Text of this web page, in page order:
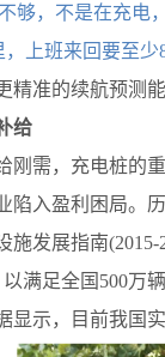
够，不是在充电
，上班来回要至
精准的续航预测
给
刚需，充电桩的
陷入盈利困局。
施发展指南
满足全国500万
显示，目前我国